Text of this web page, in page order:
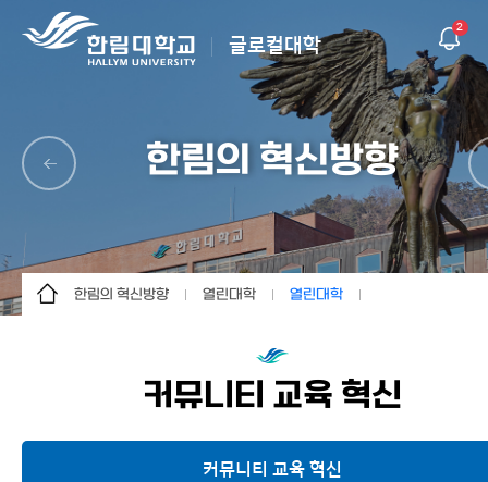
글로컬대학
2
한림의 혁신방향
한림의 혁신방향
K-University
상생의 한림
열린대학
창조와 혁신의 고리
열린대학
열린대학
커뮤니티 교육 혁신
커뮤니티 교육 혁신